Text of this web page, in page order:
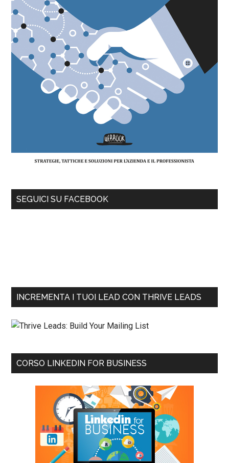
SEGUICI SU FACEBOOK
INCREMENTA I TUOI LEAD CON THRIVE LEADS
CORSO LINKEDIN FOR BUSINESS